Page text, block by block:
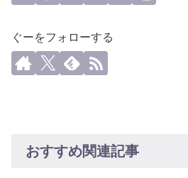
ぐーをフォローする
おすすめ関連記事